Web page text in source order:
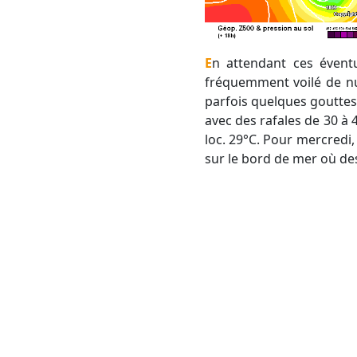
En attendant ces éventuels orages, voici la météo des jours à venir. Pour demain mardi, le soleil sera
fréquemment voilé de
parfois quelques
avec des rafales de 30 à
loc. 29°C. Pour
sur le bord de mer où